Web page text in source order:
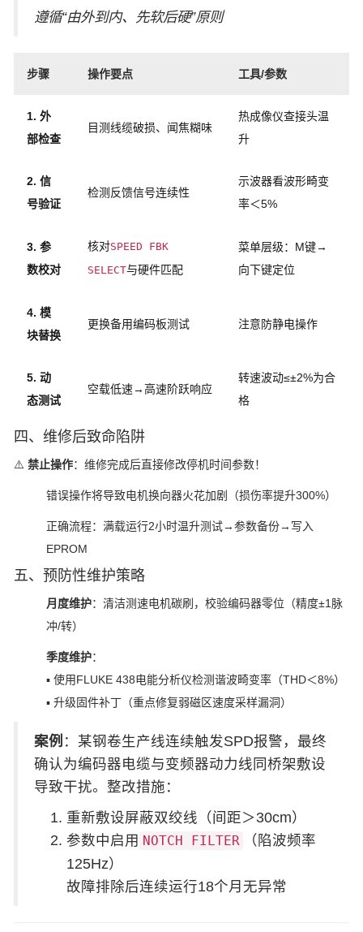
遵循“由外到内、先软后硬”原则
步骤 操作要点 工具/参数
1. 外
部检查
目测线缆破损、闻焦糊味
热成像仪查接头温
升
2. 信
号验证
检测反馈信号连续性
示波器看波形畸变
率＜5%
3. 参
数校对
核对SPEED FBK
SELECT与硬件匹配
菜单层级：M键→
向下键定位
4. 模
块替换
更换备用编码板测试 注意防静电操作
5. 动
态测试
空载低速→高速阶跃响应
转速波动≤±2%为合
格
四、维修后致命陷阱
⚠️ 禁止操作：维修完成后直接修改停机时间参数！
错误操作将导致电机换向器火花加剧（损伤率提升300%）
正确流程：满载运行2小时温升测试→参数备份→写入
EPROM
五、预防性维护策略
月度维护：清洁测速电机碳刷，校验编码器零位（精度±1脉
冲/转）
季度维护：
▪ 使用FLUKE 438电能分析仪检测谐波畸变率（THD＜8%）
▪ 升级固件补丁（重点修复弱磁区速度采样漏洞）
案例 ：某钢卷生产线连续触发SPD报警，最终
确认为编码器电缆与变频器动力线同桥架敷设
导致干扰。整改措施：
重新敷设屏蔽双绞线（间距＞30cm）
参数中启用 NOTCH FILTER
（陷波频率
125Hz）
故障排除后连续运行18个月无异常